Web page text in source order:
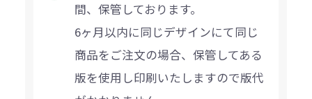
間、保管しております。
6ヶ月以内に同じデザインにて同じ
商品をご注文の場合、保管してある
版を使用し印刷いたしますので版代